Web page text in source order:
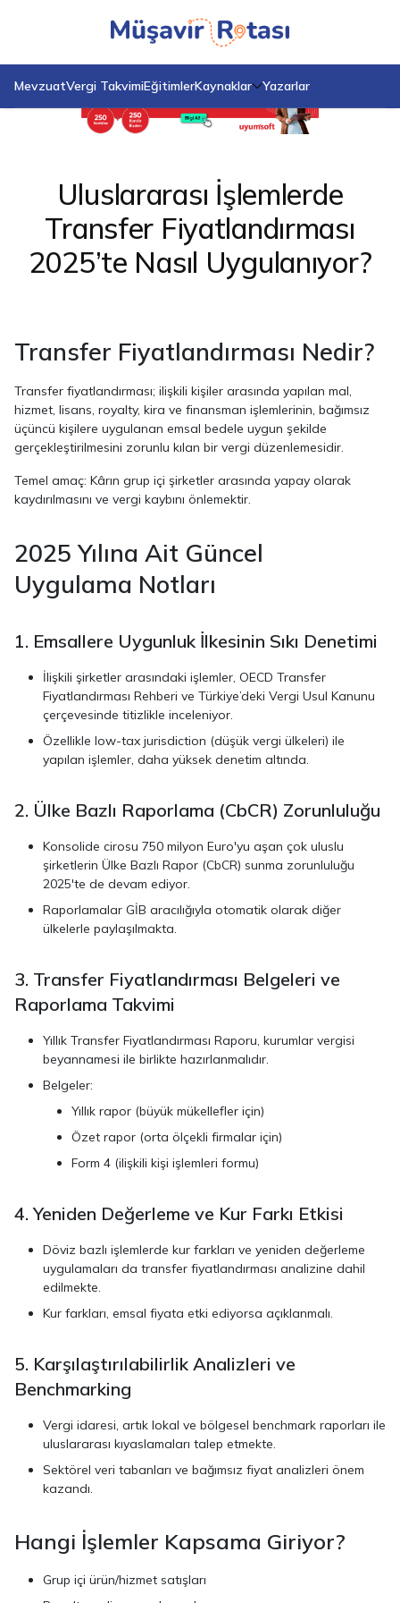
MevzuatVergi TakvimiEğitimlerKaynaklar Yazarlar
Anasayfa
Blog
Uluslararası İşlemlerde Transfer Fiyatlandırması 2025’te Nasıl
Uluslararası İşlemlerde
Transfer Fiyatlandırması
2025’te Nasıl Uygulanıyor?
Transfer Fiyatlandırması Nedir?
Transfer fiyatlandırması; ilişkili kişiler arasında yapılan mal,
hizmet, lisans, royalty, kira ve finansman işlemlerinin, bağımsız
üçüncü kişilere uygulanan emsal bedele uygun şekilde
gerçekleştirilmesini zorunlu kılan bir vergi düzenlemesidir.
Temel amaç: Kârın grup içi şirketler arasında yapay olarak
kaydırılmasını ve vergi kaybını önlemektir.
2025 Yılına Ait Güncel
Uygulama Notları
1. Emsallere Uygunluk İlkesinin Sıkı Denetimi
İlişkili şirketler arasındaki işlemler, OECD Transfer
Fiyatlandırması Rehberi ve Türkiye’deki Vergi Usul Kanunu
çerçevesinde titizlikle inceleniyor.
Özellikle low-tax jurisdiction (düşük vergi ülkeleri) ile
yapılan işlemler, daha yüksek denetim altında.
2. Ülke Bazlı Raporlama (CbCR) Zorunluluğu
Konsolide cirosu 750 milyon Euro'yu aşan çok uluslu
şirketlerin Ülke Bazlı Rapor (CbCR) sunma zorunluluğu
2025'te de devam ediyor.
Raporlamalar GİB aracılığıyla otomatik olarak diğer
ülkelerle paylaşılmakta.
3. Transfer Fiyatlandırması Belgeleri ve
Raporlama Takvimi
Yıllık Transfer Fiyatlandırması Raporu, kurumlar vergisi
beyannamesi ile birlikte hazırlanmalıdır.
Belgeler:
Yıllık rapor (büyük mükellefler için)
Özet rapor (orta ölçekli firmalar için)
Form 4 (ilişkili kişi işlemleri formu)
4. Yeniden Değerleme ve Kur Farkı Etkisi
Döviz bazlı işlemlerde kur farkları ve yeniden değerleme
uygulamaları da transfer fiyatlandırması analizine dahil
edilmekte.
Kur farkları, emsal fiyata etki ediyorsa açıklanmalı.
5. Karşılaştırılabilirlik Analizleri ve
Benchmarking
Vergi idaresi, artık lokal ve bölgesel benchmark raporları ile
uluslararası kıyaslamaları talep etmekte.
Sektörel veri tabanları ve bağımsız fiyat analizleri önem
kazandı.
Hangi İşlemler Kapsama Giriyor?
Grup içi ürün/hizmet satışları